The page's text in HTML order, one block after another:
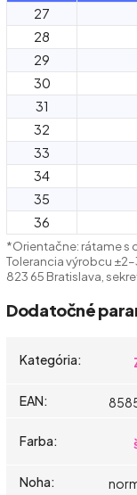
27
28
29
30
31
32
33
34
35
36
*Orientačne: rátame s
Tolerancia výrobcu
823 65 Bratislava,
Dodatočné
Kategória:
EAN:
Farba:
Noha: